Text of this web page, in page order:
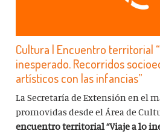
Cultura | Encuentro territorial
inesperado. Recorridos
artísticos con las infancias”
La Secretaría de Extensión en el
promovidas desde el Área de
encuentro territorial “Viaje a lo